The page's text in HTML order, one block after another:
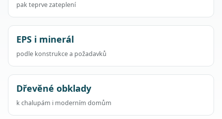
pak teprve zateplení
EPS i minerál
podle konstrukce a požadavků
Dřevěné obklady
k chalupám i moderním domům